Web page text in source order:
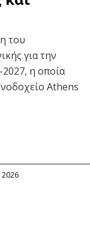
του
για την
η οποία
Athens